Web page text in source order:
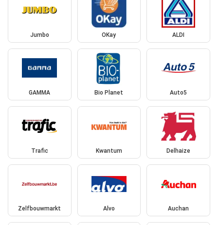
Jumbo OKay ALDI
GAMMA Bio Planet Auto5
Trafic Kwantum Delhaize
Zelfbouwmarkt Alvo Auchan